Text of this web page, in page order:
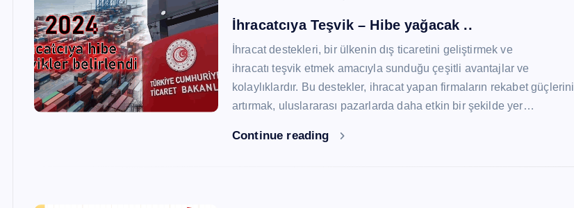
İhracatcıya Teşvik – Hibe yağacak ..
İhracat destekleri, bir ülkenin dış ticaretini geliştirmek ve
ihracatı teşvik etmek amacıyla sunduğu çeşitli avantajlar ve
kolaylıklardır. Bu destekler, ihracat yapan firmaların rekabet güçlerini
artırmak, uluslararası pazarlarda daha etkin bir şekilde yer…
Continue reading